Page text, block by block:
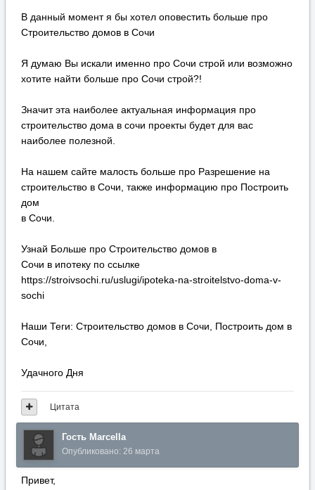
В данный момент я бы хотел оповестить больше про
Строительство домов в Сочи
Я думаю Вы искали именно про Сочи строй или возможно
хотите найти больше про Сочи строй?!
Значит эта наиболее актуальная информация про
строительство дома в сочи проекты будет для вас
наиболее полезной.
На нашем сайте малость больше про Разрешение на
строительство в Сочи, также информацию про Построить
дом
в Сочи.
Узнай Больше про Строительство домов в
Сочи в ипотеку по ссылке
https://stroivsochi.ru/uslugi/ipoteka-na-stroitelstvo-doma-v-
sochi
Наши Теги: Строительство домов в Сочи, Построить дом в
Сочи,
Удачного Дня
Цитата
Гость Marcella
Опубликовано: 26 марта
Привет,